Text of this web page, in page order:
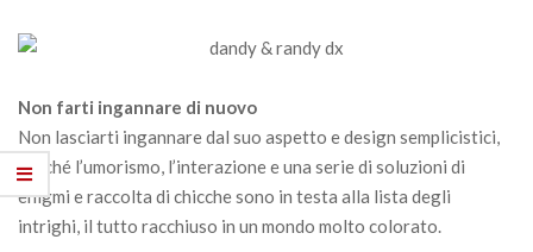
Non farti ingannare di nuovo
Non lasciarti ingannare dal suo aspetto e design semplicistici,
perché l’umorismo, l’interazione e una serie di soluzioni di
enigmi e raccolta di chicche sono in testa alla lista degli
intrighi, il tutto racchiuso in un mondo molto colorato.